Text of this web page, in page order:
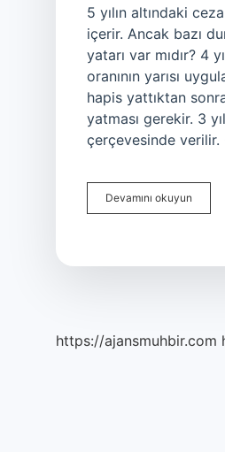
5 yılın altındaki
içerir. Ancak bazı
yatarı var mıdır? 4
oranının yarısı
hapis yattıktan
yatması gerekir. 3
çerçevesinde verilir.
Devamını okuyun
Yıl
https://ajansmuhbir.com